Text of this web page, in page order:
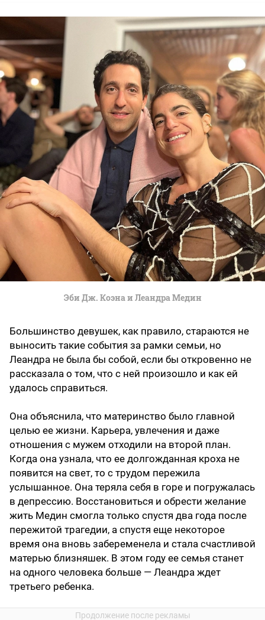
Эби Дж. Коэна и Леандра Медин
Большинство девушек, как правило, стараются не
выносить такие события за рамки семьи, но
Леандра не была бы собой, если бы откровенно не
рассказала о том, что с ней произошло и как ей
удалось справиться.
Она объяснила, что материнство было главной
целью ее жизни. Карьера, увлечения и даже
отношения с мужем отходили на второй план.
Когда она узнала, что ее долгожданная кроха не
появится на свет, то с трудом пережила
услышанное. Она теряла себя в горе и погружалась
в депрессию. Восстановиться и обрести желание
жить Медин смогла только спустя два года после
пережитой трагедии, а спустя еще некоторое
время она вновь забеременела и стала счастливой
матерью близняшек. В этом году ее семья станет
на одного человека больше — Леандра ждет
третьего ребенка.